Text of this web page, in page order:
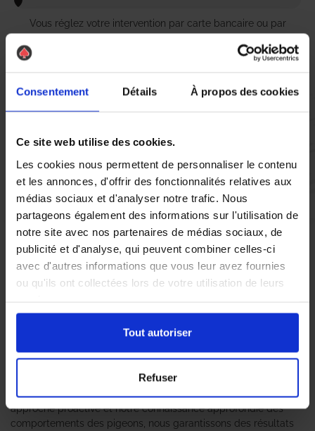
Consentement Détails À propos des cookies
Ce site web utilise des cookies.
Les cookies nous permettent de personnaliser le contenu
et les annonces, d'offrir des fonctionnalités relatives aux
médias sociaux et d'analyser notre trafic. Nous
partageons également des informations sur l'utilisation de
notre site avec nos partenaires de médias sociaux, de
publicité et d'analyse, qui peuvent combiner celles-ci
avec d'autres informations que vous leur avez fournies
ou qu'ils ont collectées lors de votre utilisation de leurs
Tout autoriser
Refuser
Vous réglez votre intervention par carte bancaire ou par
chèque, un reçu CB et une facture vous sont envoyés par
Vous évaluez la prestation
avec l’équipe AS DE PIC.
Nous avons pensé à tout
que **professionnels en dépigeonnage**, As de Pic se
positionne comme votre partenaire de confiance pour résoudre
efficacement ce problème. Notre expertise en gestion des
nuisibles nous permet d’offrir des solutions sur-mesure,
adaptées aux spécificités de chaque situation. Grâce à notre
approche proactive et notre connaissance approfondie des
comportements des pigeons, nous garantissons des résultats